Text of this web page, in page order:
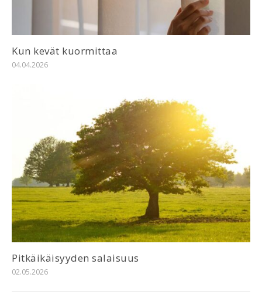
Kun kevät kuormittaa
04.04.2026
Pitkäikäisyyden salaisuus
02.05.2026